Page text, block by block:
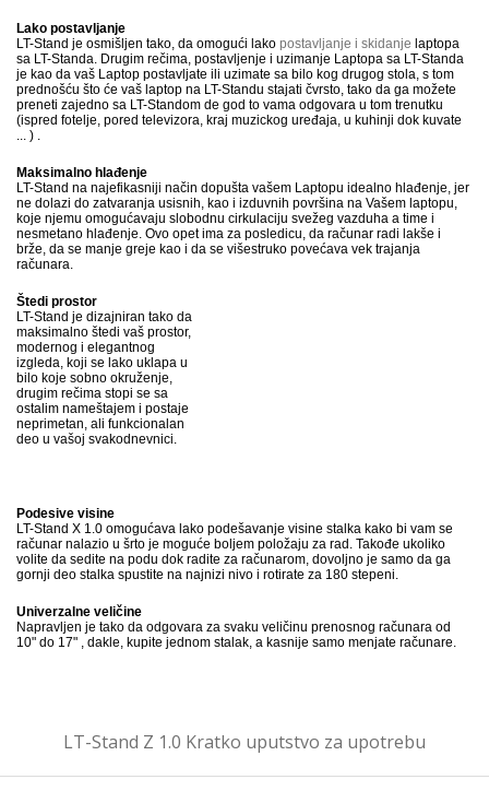
Lako postavljanje
LT-Stand je osmišljen tako, da omogući lako postavljanje i skidanje laptopa
sa LT-Standa. Drugim rečima, postavljenje i uzimanje Laptopa sa LT-Standa
je kao da vaš Laptop postavljate ili uzimate sa bilo kog drugog stola, s tom
prednošću što će vaš laptop na LT-Standu stajati čvrsto, tako da ga možete
preneti zajedno sa LT-Standom de god to vama odgovara u tom trenutku
(ispred fotelje, pored televizora, kraj muzickog uređaja, u kuhinji dok kuvate
... ) .
Maksimalno hlađenje
LT-Stand na najefikasniji način dopušta vašem Laptopu idealno hlađenje, jer
ne dolazi do zatvaranja usisnih, kao i izduvnih površina na Vašem laptopu,
koje njemu omogućavaju slobodnu cirkulaciju svežeg vazduha a time i
nesmetano hlađenje. Ovo opet ima za posledicu, da računar radi lakše i
brže, da se manje greje kao i da se višestruko povećava vek trajanja
računara.
Štedi prostor
LT-Stand je dizajniran tako da
maksimalno štedi vaš prostor,
modernog i elegantnog
izgleda, koji se lako uklapa u
bilo koje sobno okruženje,
drugim rečima stopi se sa
ostalim nameštajem i postaje
neprimetan, ali funkcionalan
deo u vašoj svakodnevnici.
Podesive visine
LT-Stand X 1.0 omogućava lako podešavanje visine stalka kako bi vam se
računar nalazio u šrto je moguće boljem položaju za rad. Takođe ukoliko
volite da sedite na podu dok radite za računarom, dovoljno je samo da ga
gornji deo stalka spustite na najnizi nivo i rotirate za 180 stepeni.
Univerzalne veličine
Napravljen je tako da odgovara za svaku veličinu prenosnog računara od
10" do 17" , dakle, kupite jednom stalak, a kasnije samo menjate računare.
LT-Stand Z 1.0 Kratko uputstvo za upotrebu